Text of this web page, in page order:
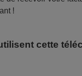
!
cette